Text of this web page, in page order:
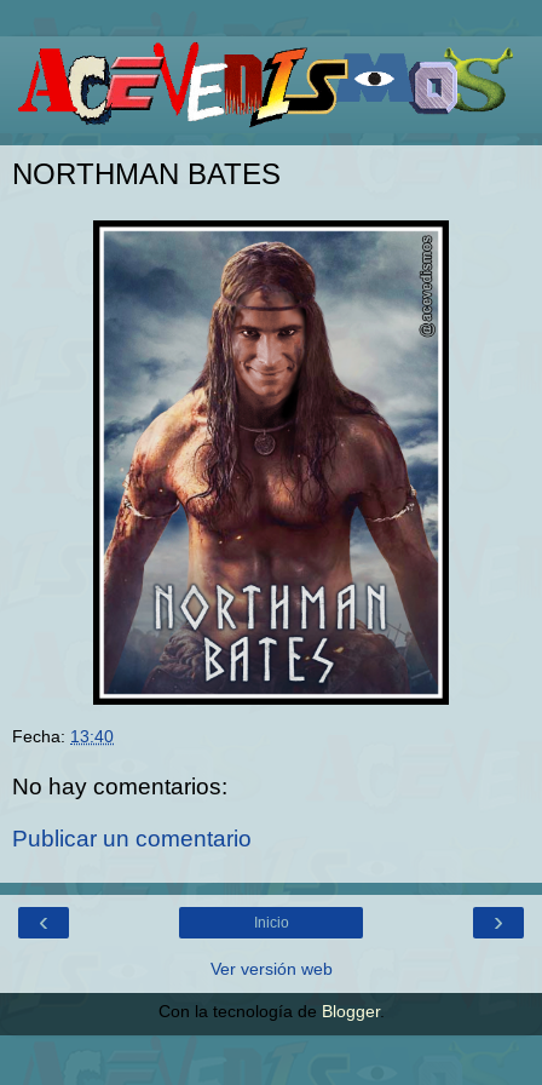
NORTHMAN BATES
Fecha: 13:40
No hay comentarios:
Publicar un comentario
‹ ›
Inicio
Ver versión web
Con la tecnología de Blogger.